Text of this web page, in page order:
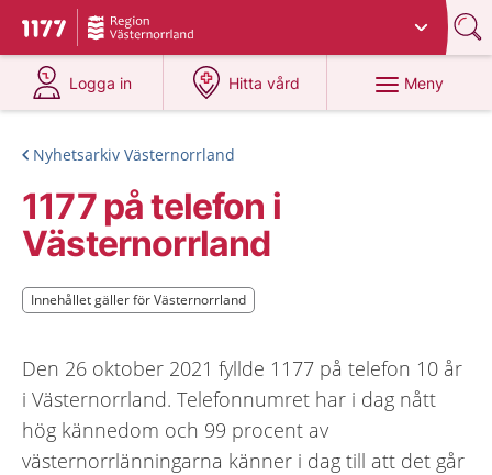
Till startsidan för 1177
Du har valt region
Logga in
på 1177.se
Hitta vård
på 1177.se
Meny
Nyhetsarkiv Västernorrland
1177 på telefon i
Västernorrland
Innehållet gäller för Västernorrland
Innehållet gäller för Västernorrland
Den 26 oktober 2021 fyllde 1177 på telefon 10 år
i Västernorrland. Telefonnumret har i dag nått
hög kännedom och 99 procent av
västernorrlänningarna känner i dag till att det går